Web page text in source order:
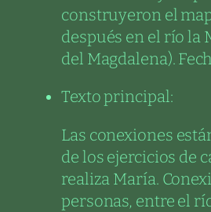
construyeron el
después en el río la
del Magdalena).
Texto principal:
Las conexiones
de los ejercicios de
realiza María.
personas, entre el